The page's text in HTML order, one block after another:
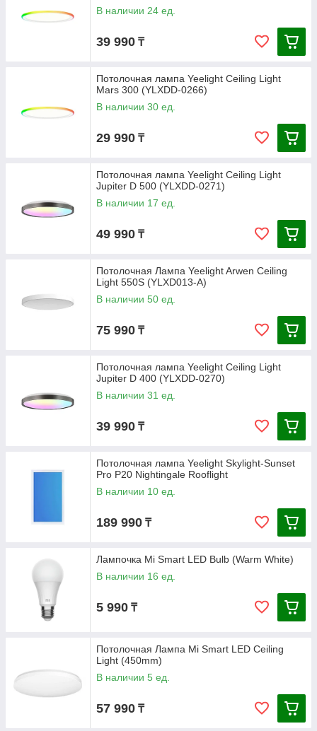
В наличии 24 ед.
39 990 ₸
Потолочная лампа Yeelight Ceiling Light
Mars 300 (YLXDD-0266)
В наличии 30 ед.
29 990 ₸
Потолочная лампа Yeelight Ceiling Light
Jupiter D 500 (YLXDD-0271)
В наличии 17 ед.
49 990 ₸
Потолочная Лампа Yeelight Arwen Ceiling
Light 550S (YLXD013-A)
В наличии 50 ед.
75 990 ₸
Потолочная лампа Yeelight Ceiling Light
Jupiter D 400 (YLXDD-0270)
В наличии 31 ед.
39 990 ₸
Потолочная лампа Yeelight Skylight-Sunset
Pro P20 Nightingale Rooflight
В наличии 10 ед.
189 990 ₸
Лампочка Mi Smart LED Bulb (Warm White)
В наличии 16 ед.
5 990 ₸
Потолочная Лампа Mi Smart LED Ceiling
Light (450mm)
В наличии 5 ед.
57 990 ₸